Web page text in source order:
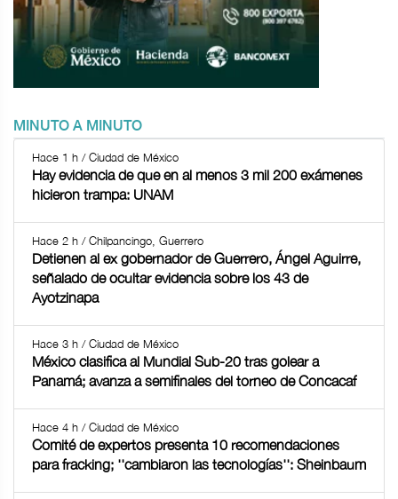
MINUTO A MINUTO
Hace 1 h / Ciudad de México
Hay evidencia de que en al menos 3 mil 200 exámenes
hicieron trampa: UNAM
Hace 2 h / Chilpancingo, Guerrero
Detienen al ex gobernador de Guerrero, Ángel Aguirre,
señalado de ocultar evidencia sobre los 43 de
Ayotzinapa
Hace 3 h / Ciudad de México
México clasifica al Mundial Sub-20 tras golear a
Panamá; avanza a semifinales del torneo de Concacaf
Hace 4 h / Ciudad de México
Comité de expertos presenta 10 recomendaciones
para fracking; ''cambiaron las tecnologías'': Sheinbaum